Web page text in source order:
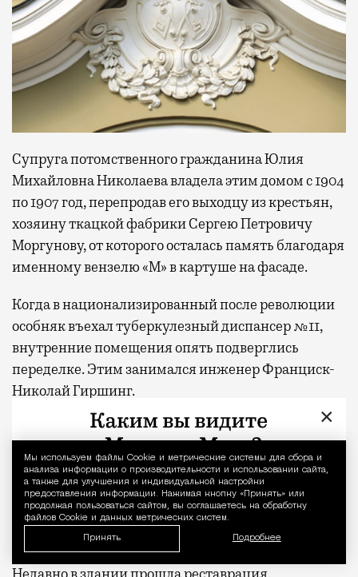
Уведомление
Мы используем файлы Сookie и метрические системы для сбора и
анализа информации о производительности и использовании сайта,
а также для улучшения и индивидуальной настройки
предоставления информации. Нажимая кнопку «Принять» или
продолжая пользоваться сайтом, вы соглашаетесь на обработку
файлов Cookie и данных метрических систем.
Принять Подробнее
Супруга потомственного гражданина Юлия
Михайловна Николаева владела этим домом с 1904
по 1907 год, перепродав его выходцу из крестьян,
хозяину ткацкой фабрики Сергею Петровичу
Моргунову, от которого осталась память благодаря
именному вензелю «М» в картуше на фасаде.
Когда в национализированный после революции
особняк въехал туберкулезный диспансер №11,
внутренние помещения опять подверглись
переделке. Этим занимался инженер Франциск-
Николай Гиршинг.
За постсоветские годы объект культурного
наследия регионального значения успел побывать
и медицинским центром, и музеем восковых
фигур, пока в 2003 году сюда не заехал офис
музыкального коллектива, известного
уникальным многоголосием — Хора Турецкого.
×